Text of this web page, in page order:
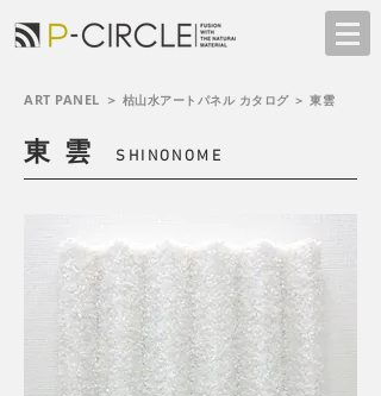
東 雲 SHINONOME
ART PANEL ＞ 枯山水アートパネル カタログ ＞ 東雲